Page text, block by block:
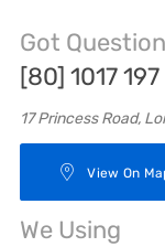
Got
[80] 1017 197
17 Princess Road,
View On
We Using